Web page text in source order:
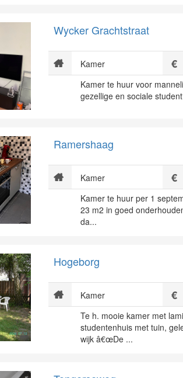
Wycker Grachtstraat
Kamer
Kamer te huur voor
gezellige en sociale
Ramershaag
Kamer
Kamer te huur per 1
23 m2 in goed
da...
Hogeborg
Kamer
Te h. mooie kamer met
studentenhuis met tuin,
wijk â€œDe ...